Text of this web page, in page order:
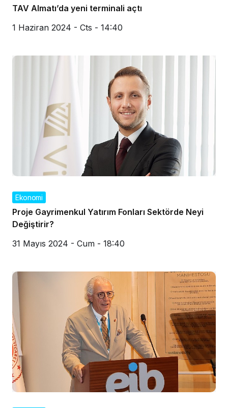
TAV Almatı’da yeni terminali açtı
1 Haziran 2024 - Cts - 14:40
Ekonomi
Proje Gayrimenkul Yatırım Fonları Sektörde Neyi
Değiştirir?
31 Mayıs 2024 - Cum - 18:40